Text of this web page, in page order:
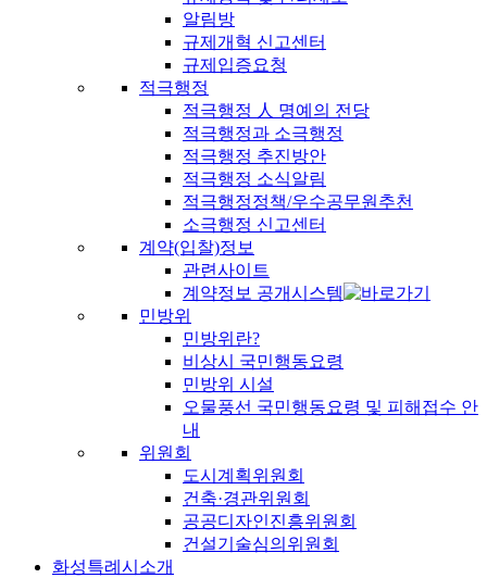
알림방
규제개혁 신고센터
규제입증요청
적극행정
적극행정 人 명예의 전당
적극행정과 소극행정
적극행정 추진방안
적극행정 소식알림
적극행정정책/우수공무원추천
소극행정 신고센터
계약(입찰)정보
관련사이트
계약정보 공개시스템
민방위
민방위란?
비상시 국민행동요령
민방위 시설
오물풍선 국민행동요령 및 피해접수 안
내
위원회
도시계획위원회
건축·경관위원회
공공디자인진흥위원회
건설기술심의위원회
화성특례시소개